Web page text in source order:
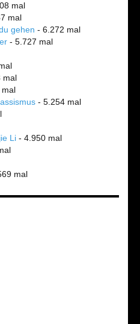
mal
mal
gehen - 6.272 mal
- 5.727 mal
mal
mal
- 5.254 mal
Li - 4.950 mal
mal